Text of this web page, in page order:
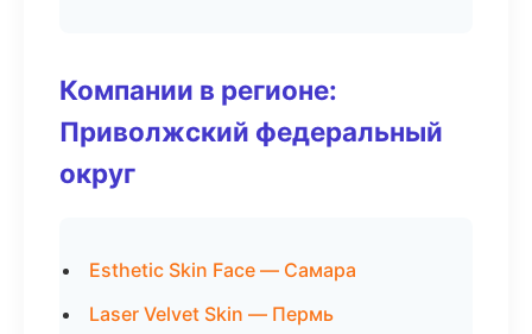
Компании в регионе:
Приволжский федеральный
округ
Esthetic Skin Face — Самара
Laser Velvet Skin — Пермь